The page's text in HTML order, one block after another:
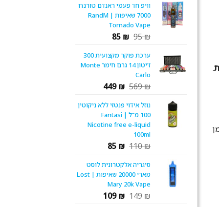
וויפ חד פעמי ראנדם טורנדו
7000 שאיפות | RandM
Tornado Vape
95₪
המחיר
היה:
95 ₪.
85 ₪
המחיר
הוא:
85 ₪.
ערכת פוקר מקצועית 300
ז'יטון 14 גרם חימר Monte
Carlo
569₪
המחיר
היה:
569 ₪.
449₪
המחיר
הוא:
449 ₪.
נוזל אידוי פנטזי ללא ניקוטין
100 מ"ל | Fantasi
Nicotine free e-liquid
100ml
110₪
המחיר
היה:
110 ₪.
85 ₪
המחיר
הוא:
85 ₪.
סיגריה אלקטרונית לוסט
מארי 20000 שאיפות | Lost
Mary 20k Vape
149₪
המחיר
109₪
המחיר
.